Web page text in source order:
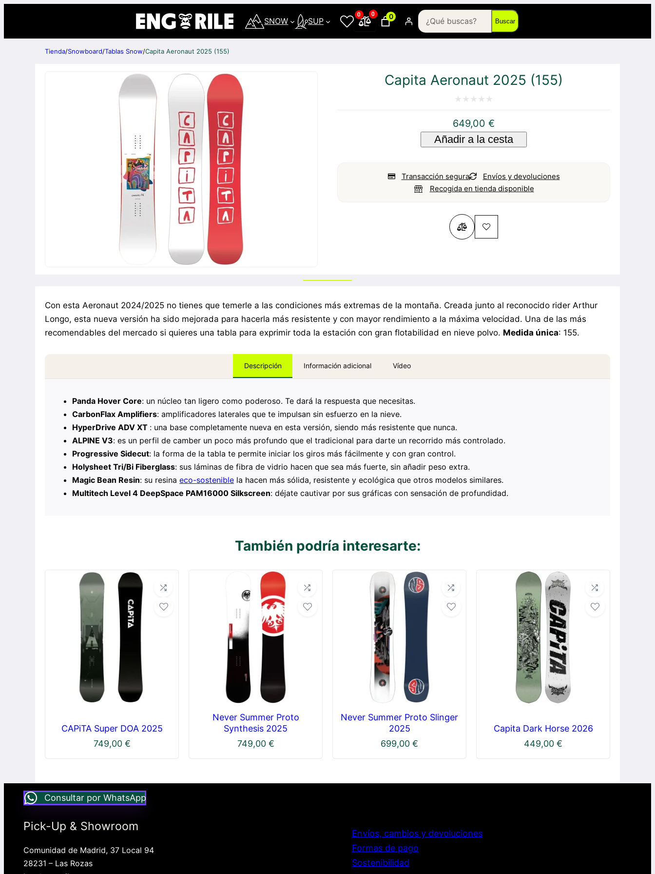
SNOW SUP
0 0 0
Buscar
Tienda/Snowboard/Tablas Snow/Capita Aeronaut 2025 (155)
Capita Aeronaut 2025 (155)
con
0
649,00 €
Añadir a la cesta
Transacción segura
Envíos y devoluciones
Recogida en tienda disponible
Con esta Aeronaut 2024/2025 no tienes que temerle a las condiciones más extremas de la montaña. Creada junto al reconocido rider Arthur
Longo, esta nueva versión ha sido mejorada para hacerla más resistente y con mayor rendimiento a la máxima velocidad. Una de las más
recomendables del mercado si quieres una tabla para exprimir toda la estación con gran flotabilidad en nieve polvo. Medida única: 155.
Descripción Información adicional Vídeo
Panda Hover Core: un núcleo tan ligero como poderoso. Te dará la respuesta que necesitas.
CarbonFlax Amplifiers: amplificadores laterales que te impulsan sin esfuerzo en la nieve.
HyperDrive ADV XT : una base completamente nueva en esta versión, siendo más resistente que nunca.
ALPINE V3: es un perfil de camber un poco más profundo que el tradicional para darte un recorrido más controlado.
Progressive Sidecut: la forma de la tabla te permite iniciar los giros más fácilmente y con gran control.
Holysheet Tri/Bi Fiberglass: sus láminas de fibra de vidrio hacen que sea más fuerte, sin añadir peso extra.
Magic Bean Resin: su resina eco-sostenible la hacen más sólida, resistente y ecológica que otros modelos similares.
Multitech Level 4 DeepSpace PAM16000 Silkscreen: déjate cautivar por sus gráficas con sensación de profundidad.
También podría interesarte:
CAPiTA Super DOA 2025
749,00 €
Never Summer Proto
Synthesis 2025
749,00 €
Never Summer Proto Slinger
2025
699,00 €
Capita Dark Horse 2026
449,00 €
Consultar por WhatsApp
Pick-Up & Showroom
Comunidad de Madrid, 37 Local 94
28231 – Las Rozas
Envíos, cambios y devoluciones
Formas de pago
Sostenibilidad